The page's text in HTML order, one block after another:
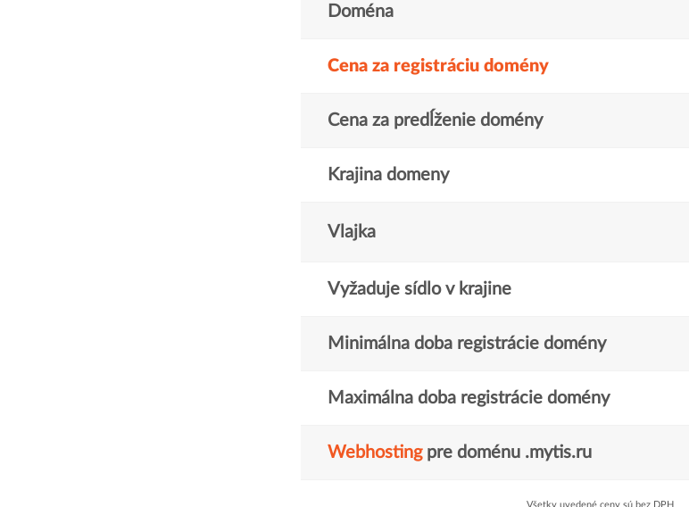
Doména
Cena za registráciu domény
Cena za predĺženie domény
Krajina domeny
Vlajka
Vyžaduje sídlo v krajine
Minimálna doba registrácie domény
Maximálna doba registrácie domény
Webhostingpre doménu .mytis.ru
Všetky uvedené ceny sú bez DPH